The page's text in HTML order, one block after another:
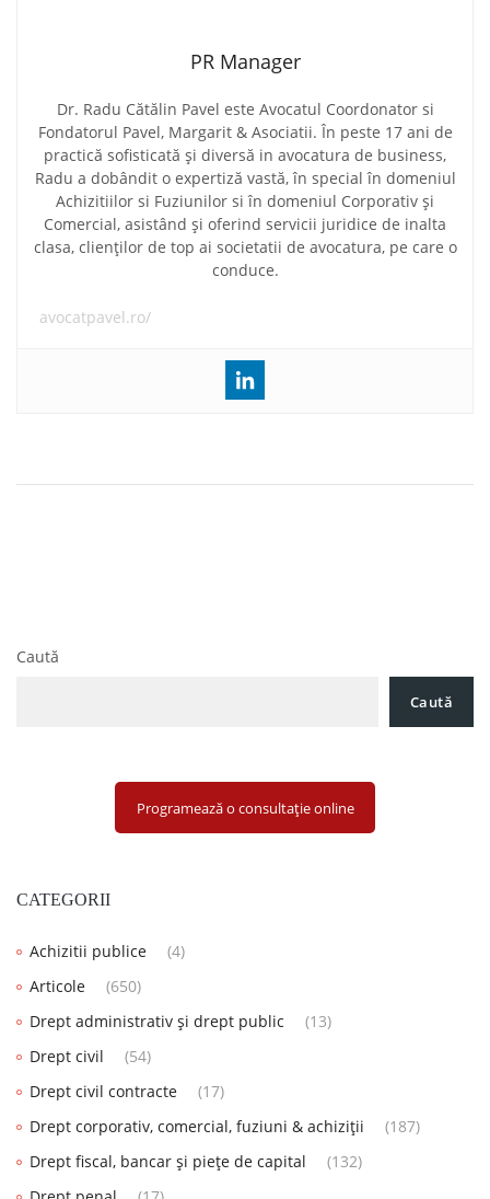
PR Manager
Dr. Radu Cătălin Pavel este Avocatul Coordonator si
Fondatorul Pavel, Margarit & Asociatii. În peste 17 ani de
practică sofisticată și diversă in avocatura de business,
Radu a dobândit o expertiză vastă, în special în domeniul
Achizitiilor si Fuziunilor si în domeniul Corporativ și
Comercial, asistând și oferind servicii juridice de inalta
clasa, clienților de top ai societatii de avocatura, pe care o
conduce.
avocatpavel.ro/
Caută
Caută
Programează o consultație online
CATEGORII
Achizitii publice
(4)
Articole
(650)
Drept administrativ și drept public
(13)
Drept civil
(54)
Drept civil contracte
(17)
Drept corporativ, comercial, fuziuni & achiziții
(187)
Drept fiscal, bancar și piețe de capital
(132)